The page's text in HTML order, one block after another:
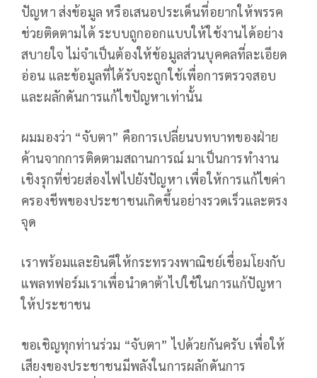
ปัญหา ส่งข้อมูล หรือเสนอประเด็นที่อยากให้พรรค
ช่วยติดตามได้ ระบบถูกออกแบบให้ใช้งานได้อย่าง
สบายใจ ไม่จำเป็นต้องให้ข้อมูลส่วนบุคคลที่ละเอียด
อ่อน และข้อมูลที่ได้รับจะถูกใช้เพื่อการตรวจสอบ
และผลักดันการแก้ไขปัญหาเท่านั้น
ผมมองว่า “จับตา” คือการเปลี่ยนบทบาทของฝ่าย
ค้านจากการติดตามสถานการณ์ มาเป็นการทำงาน
เชิงรุกที่ช่วยส่องไฟไปยังปัญหา เพื่อให้การแก้ไขค่า
ครองชีพของประชาชนเกิดขึ้นอย่างรวดเร็วและตรง
จุด
เราพร้อมและยินดีให้กระทรวงพาณิชย์เชื่อมโยงกับ
แพลทฟอร์มเราเพื่อนำดาต้าไปใช้ในการแก้ปัญหา
ให้ประชาชน
ขอเชิญทุกท่านร่วม “จับตา” ไปด้วยกันครับ เพื่อให้
เสียงของประชาชนมีพลังในการผลักดันการ